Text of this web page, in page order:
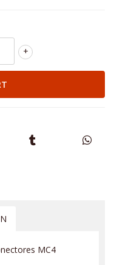
+
MC4